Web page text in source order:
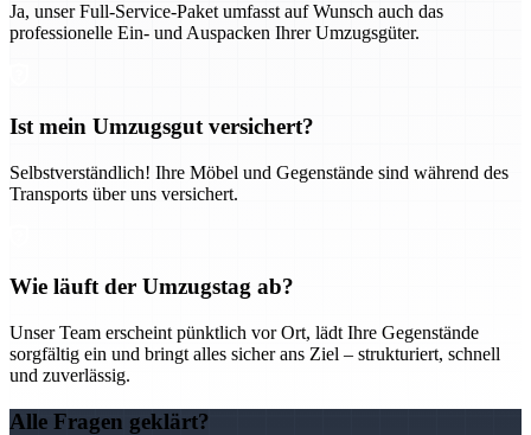
Ja, unser Full-Service-Paket umfasst auf Wunsch auch das
professionelle Ein- und Auspacken Ihrer Umzugsgüter.
Ist mein Umzugsgut versichert?
Selbstverständlich! Ihre Möbel und Gegenstände sind während des
Transports über uns versichert.
Wie läuft der Umzugstag ab?
Unser Team erscheint pünktlich vor Ort, lädt Ihre Gegenstände
sorgfältig ein und bringt alles sicher ans Ziel – strukturiert, schnell
und zuverlässig.
Alle Fragen geklärt?